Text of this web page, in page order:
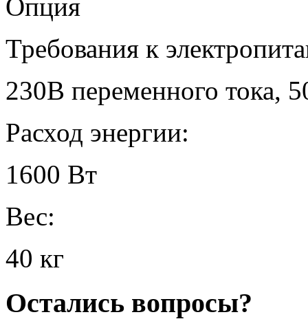
Опция
Требования к
230В переменного тока,
Расход энергии:
1600 Вт
Вес:
40 кг
Остались вопросы?